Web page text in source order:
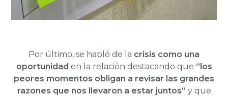
Por último, se habló de la crisis como una
oportunidad en la relación destacando que “los
peores momentos obligan a revisar las grandes
razones que nos llevaron a estar juntos” y que